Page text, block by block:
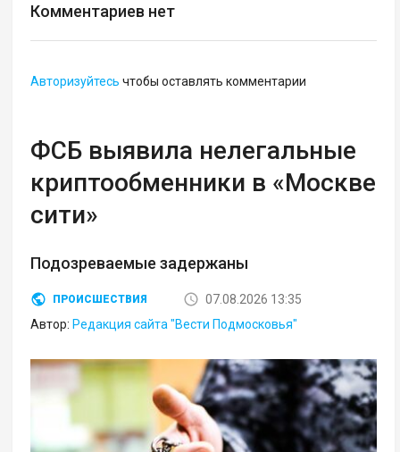
Комментариев нет
Авторизуйтесь чтобы оставлять комментарии
ФСБ выявила нелегальные
криптообменники в «Москве
сити»
Подозреваемые задержаны
ПРОИСШЕСТВИЯ
07.08.2026 13:35
Автор: Редакция сайта "Вести Подмосковья"